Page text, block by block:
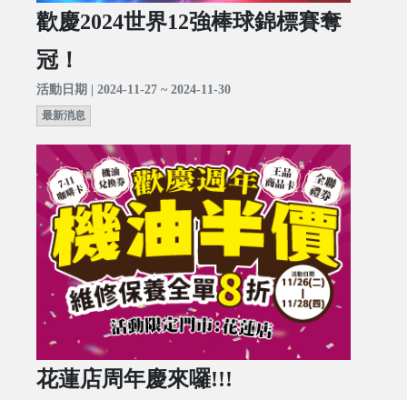
歡慶2024世界12強棒球錦標賽奪
冠！
活動日期 | 2024-11-27 ~ 2024-11-30
最新消息
花蓮店周年慶來囉!!!